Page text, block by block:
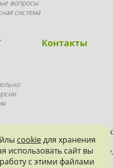
вопросы
система
Контакты
ПРАВИТЕЛЬСТВА
размещенных на
правообладателя и
cookieдля хранения
использовать сайт вы
с этими файлами